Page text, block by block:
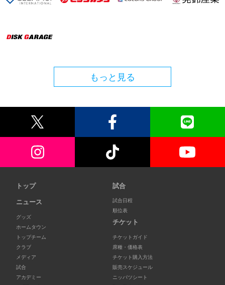
もっと見る
トップ
ニュース
グッズ
ホームタウン
トップチーム
クラブ
メディア
試合
アカデミー
試合
試合日程
順位表
チケット
チケットガイド
席種・価格表
チケット購入方法
販売スケジュール
ニッパツシート